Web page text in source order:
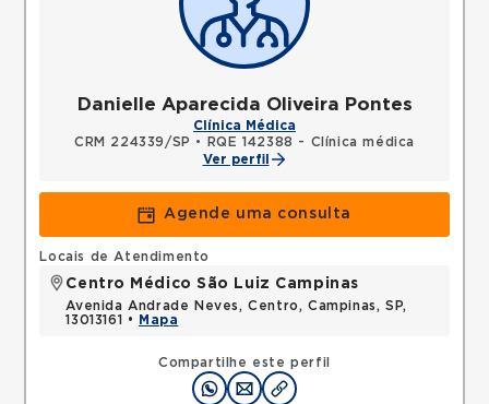
Danielle Aparecida Oliveira Pontes
Clínica Médica
CRM 224339/SP •
RQE 142388 - Clínica médica
Ver perfil
Agende uma consulta
Compartilhe este perfil
Locais de Atendimento
Centro Médico São Luiz Campinas
Avenida Andrade Neves, Centro, Campinas, SP,
13013161 •
Mapa